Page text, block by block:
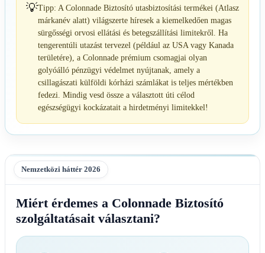
💡Tipp: A Colonnade Biztosító utasbiztosítási termékei (Atlasz
márkanév alatt) világszerte híresek a kiemelkedően magas
sürgősségi orvosi ellátási és betegszállítási limitekről. Ha
tengerentúli utazást tervezel (például az USA vagy Kanada
területére), a Colonnade prémium csomagjai olyan
golyóálló pénzügyi védelmet nyújtanak, amely a
csillagászati külföldi kórházi számlákat is teljes mértékben
fedezi. Mindig vesd össze a választott úti célod
egészségügyi kockázatait a hirdetményi limitekkel!
Nemzetközi háttér 2026
Miért érdemes a Colonnade Biztosító
szolgáltatásait választani?